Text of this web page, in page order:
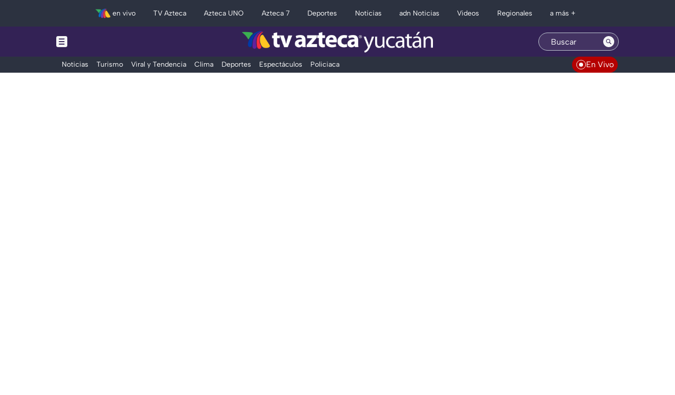
en vivo TV Azteca Azteca UNO Azteca 7 Deportes Noticias adn Noticias Videos Regionales a más +
Noticias Turismo Viral y Tendencia Clima Deportes Espectáculos Policiaca En Vivo